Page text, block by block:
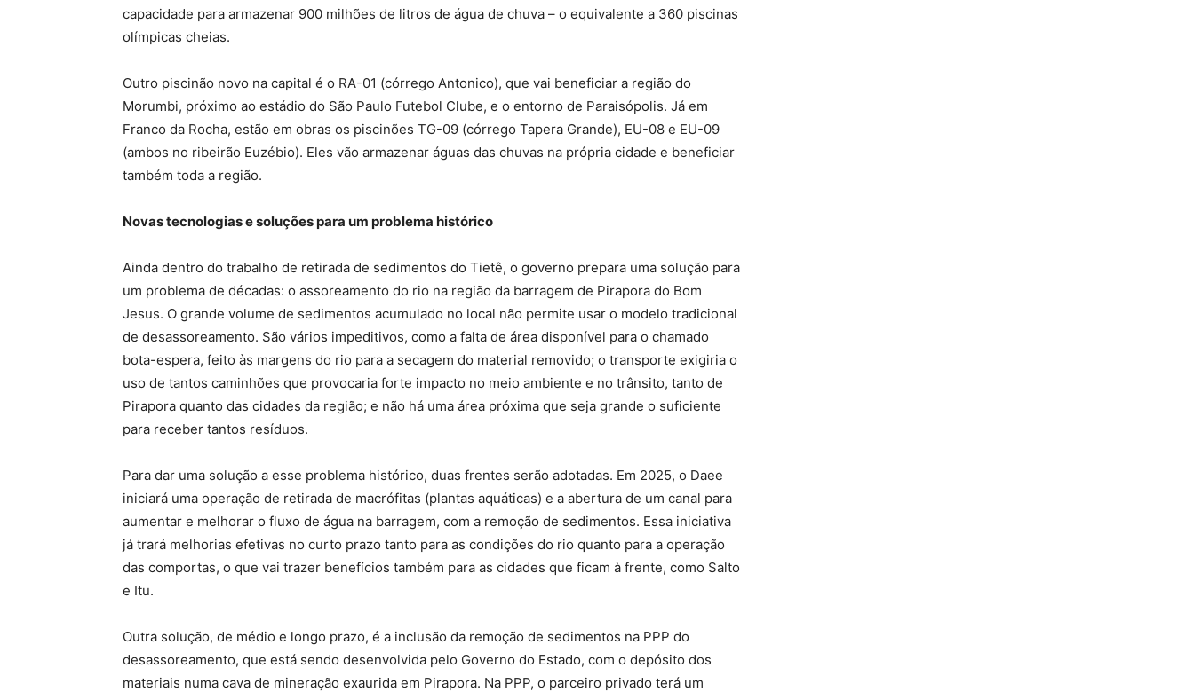
capacidade para armazenar 900 milhões de litros de água de chuva – o equivalente a 360 piscinas
olímpicas cheias.
Outro piscinão novo na capital é o RA-01 (córrego Antonico), que vai beneficiar a região do
Morumbi, próximo ao estádio do São Paulo Futebol Clube, e o entorno de Paraisópolis. Já em
Franco da Rocha, estão em obras os piscinões TG-09 (córrego Tapera Grande), EU-08 e EU-09
(ambos no ribeirão Euzébio). Eles vão armazenar águas das chuvas na própria cidade e beneficiar
também toda a região.
Novas tecnologias e soluções para um problema histórico
Ainda dentro do trabalho de retirada de sedimentos do Tietê, o governo prepara uma solução para
um problema de décadas: o assoreamento do rio na região da barragem de Pirapora do Bom
Jesus. O grande volume de sedimentos acumulado no local não permite usar o modelo tradicional
de desassoreamento. São vários impeditivos, como a falta de área disponível para o chamado
bota-espera, feito às margens do rio para a secagem do material removido; o transporte exigiria o
uso de tantos caminhões que provocaria forte impacto no meio ambiente e no trânsito, tanto de
Pirapora quanto das cidades da região; e não há uma área próxima que seja grande o suficiente
para receber tantos resíduos.
Para dar uma solução a esse problema histórico, duas frentes serão adotadas. Em 2025, o Daee
iniciará uma operação de retirada de macrófitas (plantas aquáticas) e a abertura de um canal para
aumentar e melhorar o fluxo de água na barragem, com a remoção de sedimentos. Essa iniciativa
já trará melhorias efetivas no curto prazo tanto para as condições do rio quanto para a operação
das comportas, o que vai trazer benefícios também para as cidades que ficam à frente, como Salto
e Itu.
Outra solução, de médio e longo prazo, é a inclusão da remoção de sedimentos na PPP do
desassoreamento, que está sendo desenvolvida pelo Governo do Estado, com o depósito dos
materiais numa cava de mineração exaurida em Pirapora. Na PPP, o parceiro privado terá um